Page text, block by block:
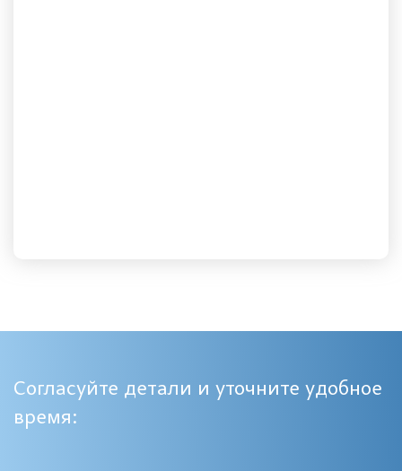
Согласуйте детали и уточните удобное
время: